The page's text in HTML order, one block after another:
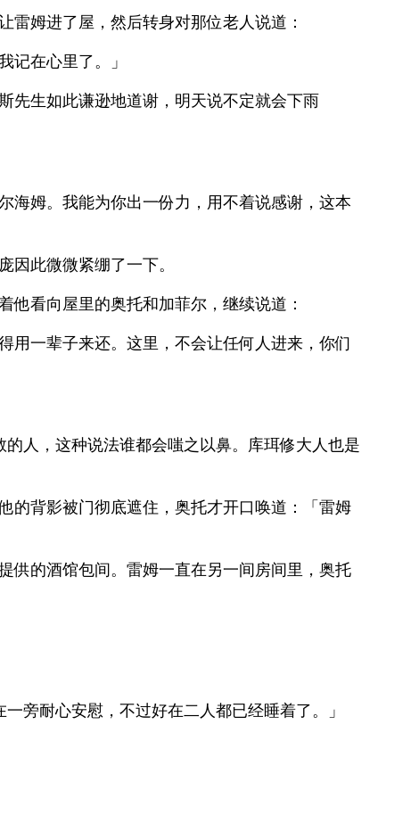
姆进了屋，然后转身对那位老人说道：
记在心里了。」
先生如此谦逊地道谢，明天说不定就会下雨
姆。我能为你出一份力，用不着说感谢，这本
此微微紧绷了一下。
看向屋里的奥托和加菲尔，继续说道：
用一辈子来还。这里，不会让任何人进来，你们
人，这种说法谁都会嗤之以鼻。库珥修大人也是
的背影被门彻底遮住，奥托才开口唤道：「雷姆
供的酒馆包间。雷姆一直在另一间房间里，奥托
旁耐心安慰，不过好在二人都已经睡着了。」